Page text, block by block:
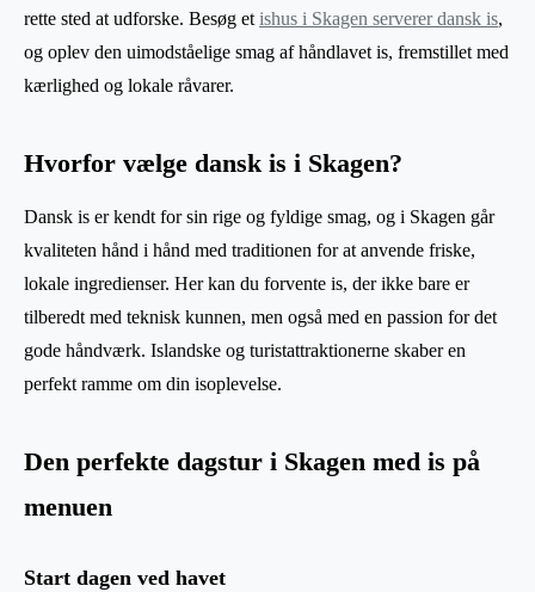
rette sted at udforske. Besøg etishus i Skagen serverer dansk is,
og oplev den uimodståelige smag af håndlavet is, fremstillet med
kærlighed og lokale råvarer.
Hvorfor vælge dansk is i Skagen?
Dansk is er kendt for sin rige og fyldige smag, og i Skagen går
kvaliteten hånd i hånd med traditionen for at anvende friske,
lokale ingredienser. Her kan du forvente is, der ikke bare er
tilberedt med teknisk kunnen, men også med en passion for det
gode håndværk. Islandske og turistattraktionerne skaber en
perfekt ramme om din isoplevelse.
Den perfekte dagstur i Skagen med is på
menuen
Start dagen ved havet